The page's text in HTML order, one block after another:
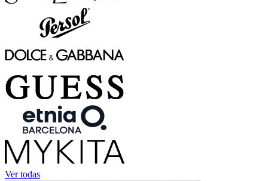
Ver todas